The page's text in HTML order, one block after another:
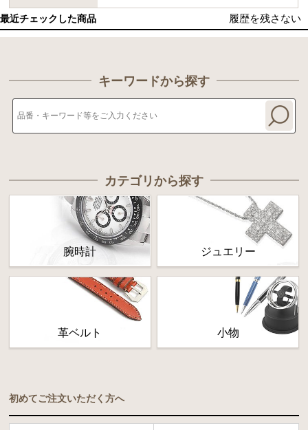
最近チェックした商品 履歴を残さない
キーワードから探す
カテゴリから探す
腕時計 ジュエリー
革ベルト 小物
初めてご注文いただく方へ